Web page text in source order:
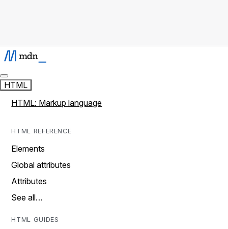
HTML
HTML: Markup language
HTML REFERENCE
Elements
Global attributes
Attributes
See all…
HTML GUIDES